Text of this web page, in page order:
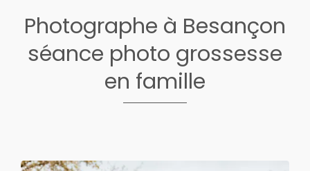
Photographe à Besançon
séance photo grossesse
en famille